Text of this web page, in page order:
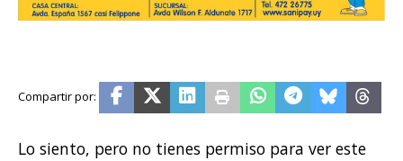
Lo siento, pero no tienes permiso para ver este